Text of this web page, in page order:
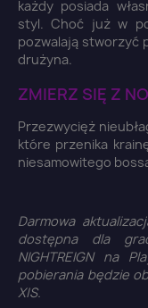
każdy posiada
styl. Choć już w
pozwalają stworzyć
drużyna.
ZMIERZ SIĘ Z
Przezwycięż
które przenika
niesamowitego
Darmowa
dostępna dla
NIGHTREIGN na
pobierania będzie
X|S.Zaloguj się